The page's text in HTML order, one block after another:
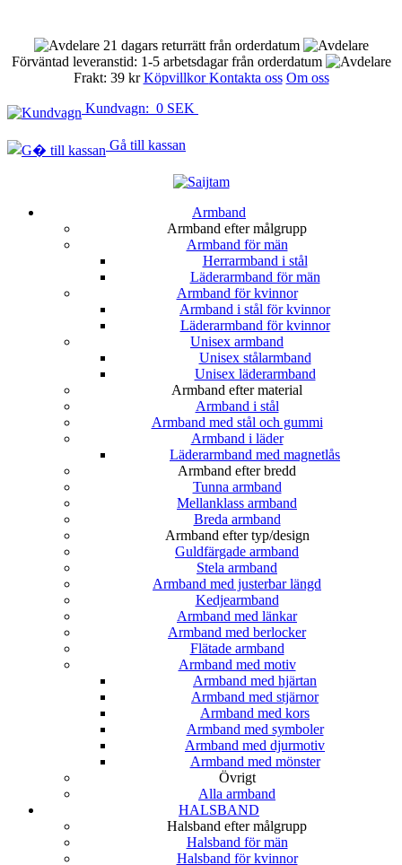
21 dagars returrätt från orderdatum
Förväntad leveranstid: 1-5 arbetsdagar från orderdatum
Frakt: 39 krKöpvillkorKontakta oss Om oss
Kundvagn: 0 SEK
Gå till kassan
Armband
Armband efter målgrupp
Armband för män
Herrarmband i stål
Läderarmband för män
Armband för kvinnor
Armband i stål för kvinnor
Läderarmband för kvinnor
Unisex armband
Unisex stålarmband
Unisex läderarmband
Armband efter material
Armband i stål
Armband med stål och gummi
Armband i läder
Läderarmband med magnetlås
Armband efter bredd
Tunna armband
Mellanklass armband
Breda armband
Armband efter typ/design
Guldfärgade armband
Stela armband
Armband med justerbar längd
Kedjearmband
Armband med länkar
Armband med berlocker
Flätade armband
Armband med motiv
Armband med hjärtan
Armband med stjärnor
Armband med kors
Armband med symboler
Armband med djurmotiv
Armband med mönster
Övrigt
Alla armband
HALSBAND
Halsband efter målgrupp
Halsband för män
Halsband för kvinnor